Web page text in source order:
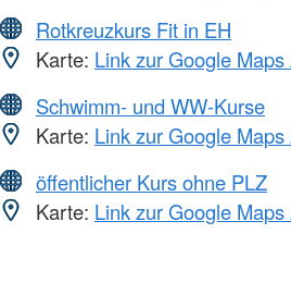
Rotkreuzkurs Fit in EH
Karte: Link zur Google
Schwimm- und WW-Kurse
Karte: Link zur Google
öffentlicher Kurs ohne PLZ
Karte: Link zur Google